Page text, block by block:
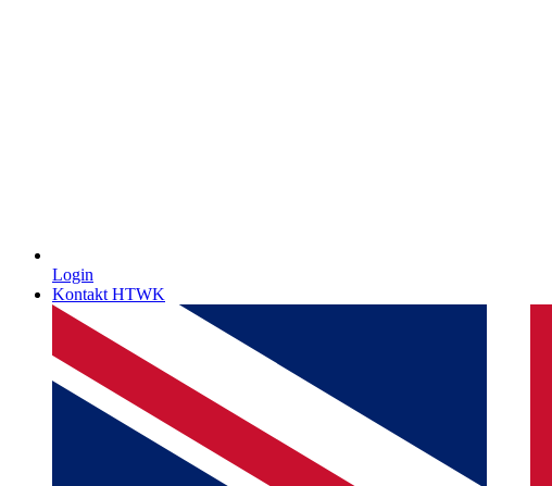
Login
Kontakt HTWK